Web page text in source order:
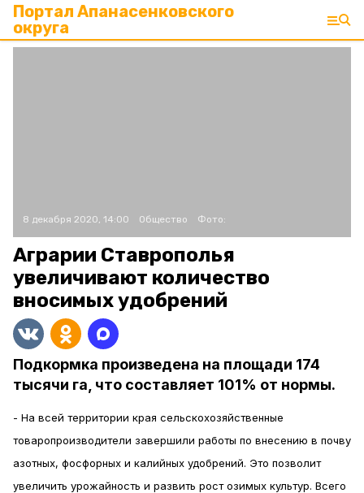
Портал Апанасенковского
округа
8 декабря 2020, 14:00 Общество Фото:
Аграрии Ставрополья
увеличивают количество
вносимых удобрений
Подкормка произведена на площади 174
тысячи га, что составляет 101% от нормы.
- На всей территории края сельскохозяйственные
товаропроизводители завершили работы по внесению в почву
азотных, фосфорных и калийных удобрений. Это позволит
увеличить урожайность и развить рост озимых культур. Всего